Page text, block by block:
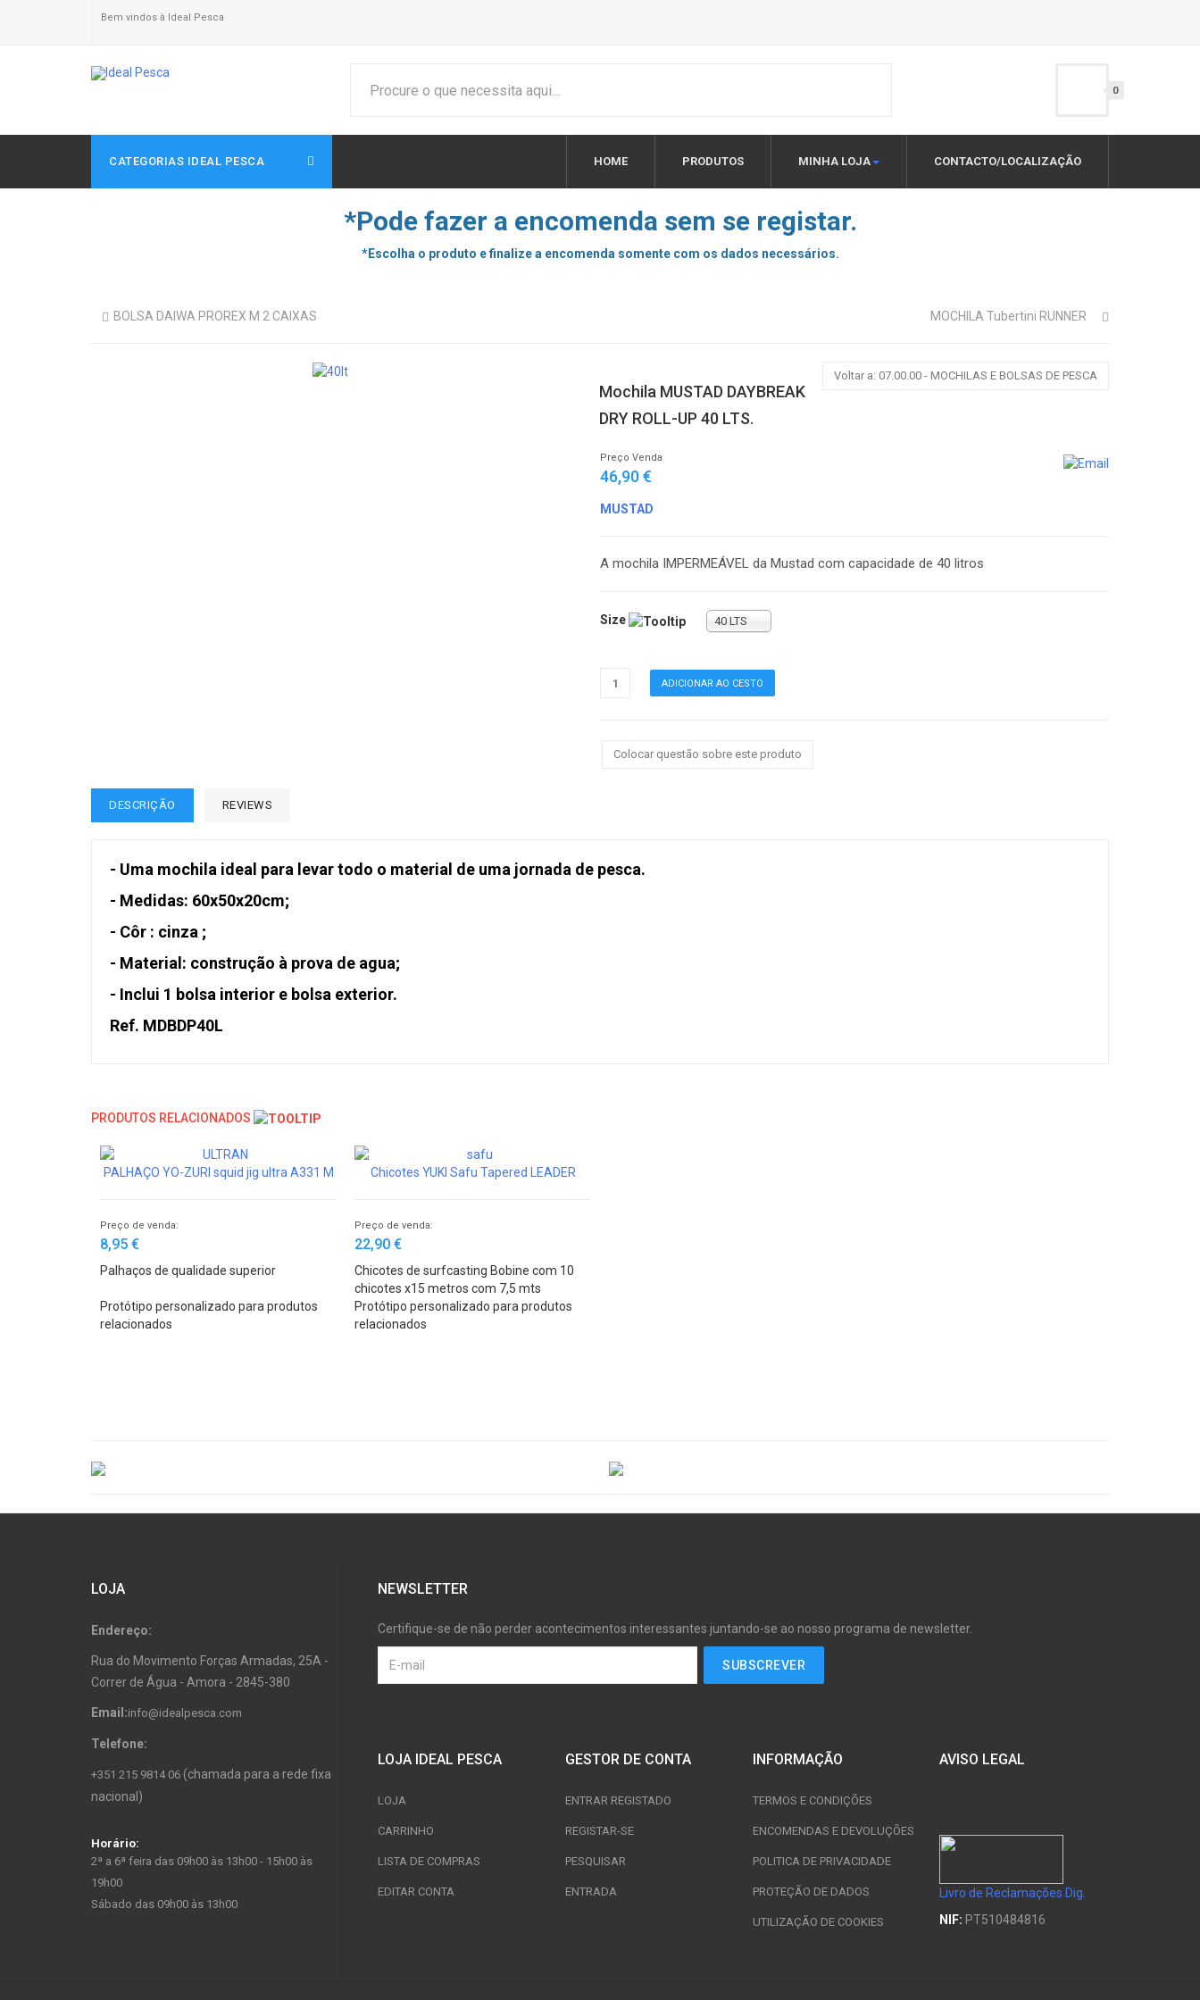
Bem vindos à Ideal Pesca
0
CATEGORIAS IDEAL PESCA HOME PRODUTOS MINHA LOJA CONTACTO/LOCALIZAÇÃO
*Pode fazer a encomenda sem se registar.
*Escolha o produto e finalize a encomenda somente com os dados necessários.
BOLSA DAIWA PROREX M 2 CAIXAS MOCHILA Tubertini RUNNER
Voltar a: 07.00.00 - MOCHILAS E BOLSAS DE PESCA
Mochila MUSTAD DAYBREAK
DRY ROLL-UP 40 LTS.
Preço Venda
46,90 €
MUSTAD
A mochila IMPERMEÁVEL da Mustad com capacidade de 40 litros
Size 40 LTS
Colocar questão sobre este produto
DESCRIÇÃO REVIEWS
- Uma mochila ideal para levar todo o material de uma jornada de pesca.
- Medidas: 60x50x20cm;
- Côr : cinza ;
- Material: construção à prova de agua;
- Inclui 1 bolsa interior e bolsa exterior.
Ref. MDBDP40L
PRODUTOS RELACIONADOS
PALHAÇO YO-ZURI squid jig ultra A331 M
Preço de venda:
8,95 €
Palhaços de qualidade superior
Protótipo personalizado para produtos
relacionados
Chicotes YUKI Safu Tapered LEADER
Preço de venda:
22,90 €
Chicotes de surfcasting Bobine com 10
chicotes x15 metros com 7,5 mts
avermelhado e 7,5 mts transparente
Protótipo personalizado para produtos
relacionados
LOJA
Endereço:
Rua do Movimento Forças Armadas, 25A -
Correr de Água - Amora - 2845-380
Email:info@idealpesca.com
Telefone:
+351 215 9814 06 (chamada para a rede fixa
nacional)
Horário:
2ª a 6ª feira das 09h00 às 13h00 - 15h00 às
19h00
Sábado das 09h00 às 13h00
NEWSLETTER
Certifique-se de não perder acontecimentos interessantes juntando-se ao nosso programa de newsletter.
LOJA IDEAL PESCA
LOJA
CARRINHO
LISTA DE COMPRAS
EDITAR CONTA
GESTOR DE CONTA
ENTRAR REGISTADO
REGISTAR-SE
PESQUISAR
ENTRADA
INFORMAÇÃO
TERMOS E CONDIÇÕES
ENCOMENDAS E DEVOLUÇÕES
POLITICA DE PRIVACIDADE
PROTEÇÃO DE DADOS
UTILIZAÇÃO DE COOKIES
AVISO LEGAL
Livro de Reclamações Dig.
NIF: PT510484816